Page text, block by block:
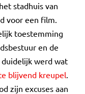
stadhuis van
voor een film.
toestemming
en de
werd wat
blijvend kreupel.
zijn excuses aan